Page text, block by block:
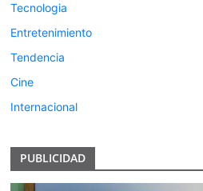
Tecnologia
Entretenimiento
Tendencia
Cine
Internacional
PUBLICIDAD